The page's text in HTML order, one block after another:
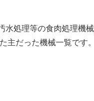
処理等の食肉処理機
だった機械一覧です。